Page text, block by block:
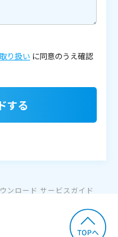
り扱い に同意のうえ確認
する
ンロード サービスガイド